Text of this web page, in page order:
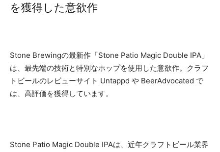
を獲得した意欲作
Stone Brewingの最新作「Stone Patio Magic Double IPA」
は、最先端の技術と特別なホップを使用した意欲作。クラフ
トビールのレビューサイト Untappd や BeerAdvocated で
は、高評価を獲得しています。
Stone Patio Magic Double IPAは、近年クラフトビール業界